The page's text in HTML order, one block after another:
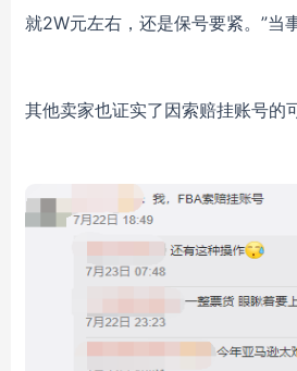
就2W元左右，还是保号要紧。”当
其他卖家也证实了因索赔挂账号的